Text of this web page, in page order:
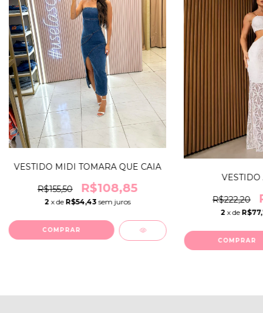
VESTIDO MIDI TOMARA QUE CAIA
R$155,50 R$108,85
2 x de R$54,43 sem juros
COMPRAR
R$222,20
2 x de
COMPRAR